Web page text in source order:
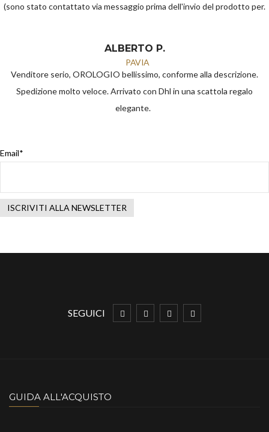
(sono stato contattato via messaggio prima dell'invio del prodotto per.
ALBERTO P.
PAVIA
Venditore serio, OROLOGIO bellissimo, conforme alla descrizione.
Spedizione molto veloce. Arrivato con Dhl in una scattola regalo
elegante.
Email*
SEGUICI
GUIDA ALL'ACQUISTO